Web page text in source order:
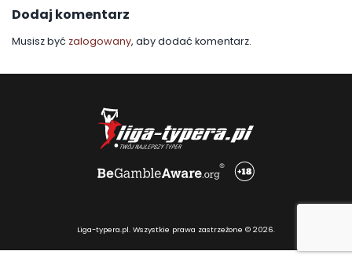
Dodaj komentarz
Musisz być zalogowany, aby dodać komentarz.
Liga-typera.pl. Wszystkie prawa zastrzeżone © 2026.